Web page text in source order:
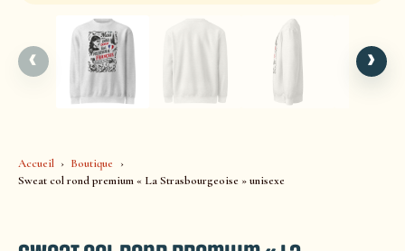
Accueil
Boutique
Sweat col rond premium « La Strasbourgeoise » unisexe
‹ ›